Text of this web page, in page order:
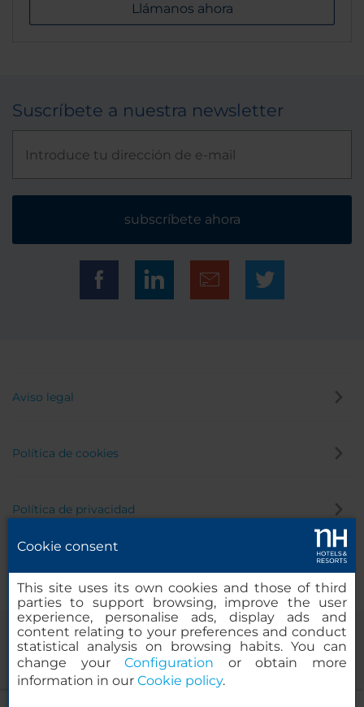
Llámanos ahora
Suscríbete a nuestra newsletter
subscríbete ahora
Aviso legal
Política de cookies
Política de privacidad
Cookie consent
This site uses its own cookies and those of third
parties to support browsing, improve the user
experience, personalise ads, display ads and
content relating to your preferences and conduct
statistical analysis on browsing habits. You can
change yourConfiguration or obtain more
information in our Cookie policy.